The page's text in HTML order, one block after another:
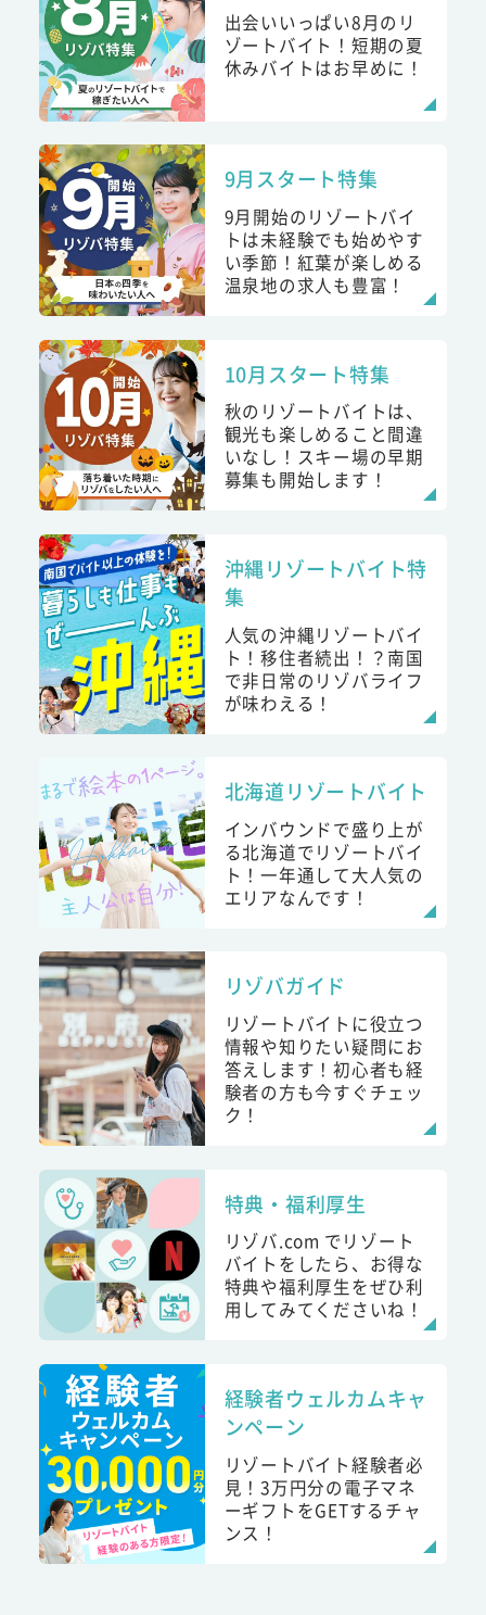
出会いいっぱい8月のリ
ゾートバイト！短期の夏
休みバイトはお早めに！
9月スタート特集
9月開始のリゾートバイ
トは未経験でも始めやす
い季節！紅葉が楽しめる
温泉地の求人も豊富！
10月スタート特集
秋のリゾートバイトは、
観光も楽しめること間違
いなし！スキー場の早期
募集も開始します！
沖縄リゾートバイト特
集
人気の沖縄リゾートバイ
ト！移住者続出！？南国
で非日常のリゾバライフ
が味わえる！
北海道リゾートバイト
インバウンドで盛り上が
る北海道でリゾートバイ
ト！一年通して大人気の
エリアなんです！
リゾバガイド
リゾートバイトに役立つ
情報や知りたい疑問にお
答えします！初心者も経
験者の方も今すぐチェッ
ク！
特典・福利厚生
リゾバ.com でリゾート
バイトをしたら、お得な
特典や福利厚生をぜひ利
用してみてくださいね！
経験者ウェルカムキャ
ンペーン
リゾートバイト経験者必
見！3万円分の電子マネ
ーギフトをGETするチャ
ンス！